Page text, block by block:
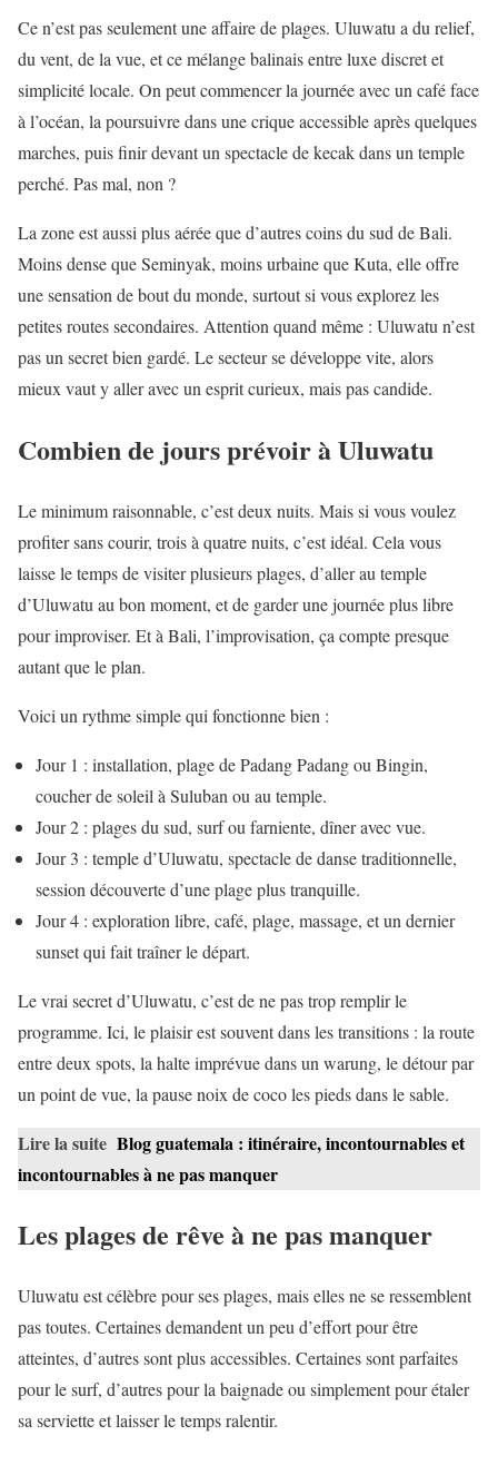
Ce n’est pas seulement une affaire de plages. Uluwatu a du relief,
du vent, de la vue, et ce mélange balinais entre luxe discret et
simplicité locale. On peut commencer la journée avec un café face
à l’océan, la poursuivre dans une crique accessible après quelques
marches, puis finir devant un spectacle de kecak dans un temple
perché. Pas mal, non ?
La zone est aussi plus aérée que d’autres coins du sud de Bali.
Moins dense que Seminyak, moins urbaine que Kuta, elle offre
une sensation de bout du monde, surtout si vous explorez les
petites routes secondaires. Attention quand même : Uluwatu n’est
pas un secret bien gardé. Le secteur se développe vite, alors
mieux vaut y aller avec un esprit curieux, mais pas candide.
Combien de jours prévoir à Uluwatu
Le minimum raisonnable, c’est deux nuits. Mais si vous voulez
profiter sans courir, trois à quatre nuits, c’est idéal. Cela vous
laisse le temps de visiter plusieurs plages, d’aller au temple
d’Uluwatu au bon moment, et de garder une journée plus libre
pour improviser. Et à Bali, l’improvisation, ça compte presque
autant que le plan.
Voici un rythme simple qui fonctionne bien :
Jour 1 : installation, plage de Padang Padang ou Bingin,
coucher de soleil à Suluban ou au temple.
Jour 2 : plages du sud, surf ou farniente, dîner avec vue.
Jour 3 : temple d’Uluwatu, spectacle de danse traditionnelle,
session découverte d’une plage plus tranquille.
Jour 4 : exploration libre, café, plage, massage, et un dernier
sunset qui fait traîner le départ.
Le vrai secret d’Uluwatu, c’est de ne pas trop remplir le
programme. Ici, le plaisir est souvent dans les transitions : la route
entre deux spots, la halte imprévue dans un warung, le détour par
un point de vue, la pause noix de coco les pieds dans le sable.
Lire la suite Blog guatemala : itinéraire, incontournables et
incontournables à ne pas manquer
Les plages de rêve à ne pas manquer
Uluwatu est célèbre pour ses plages, mais elles ne se ressemblent
pas toutes. Certaines demandent un peu d’effort pour être
atteintes, d’autres sont plus accessibles. Certaines sont parfaites
pour le surf, d’autres pour la baignade ou simplement pour étaler
sa serviette et laisser le temps ralentir.